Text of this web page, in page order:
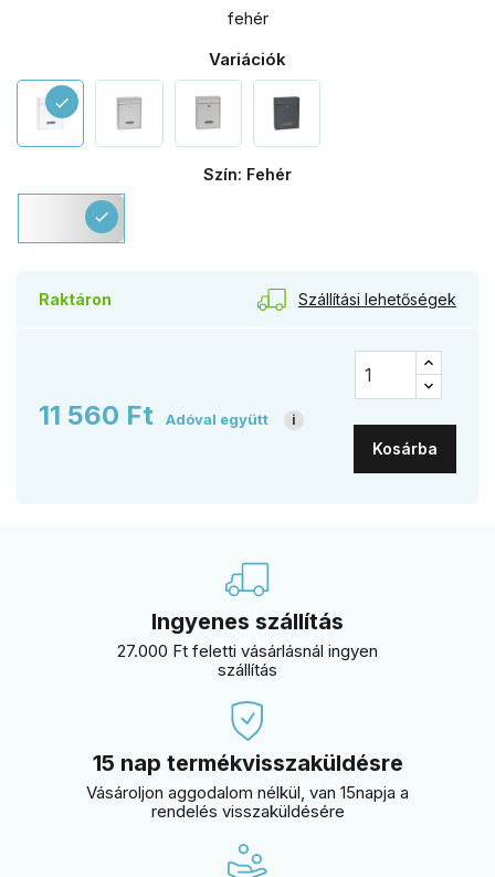
fehér
Variációk
check
Szín: Fehér
Fehér
check
Raktáron Szállítási lehetőségek
11 560 Ft Adóval együtt i
Kosárba
Ingyenes szállítás
27.000 Ft feletti vásárlásnál ingyen
szállítás
15 nap termékvisszaküldésre
Vásároljon aggodalom nélkül, van 15napja a
rendelés visszaküldésére